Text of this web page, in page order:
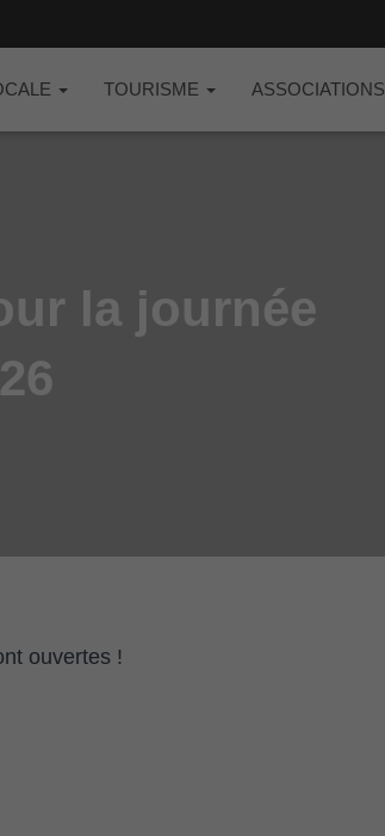
TOURISME ASSOCIATIONS
la journée
ouvertes !